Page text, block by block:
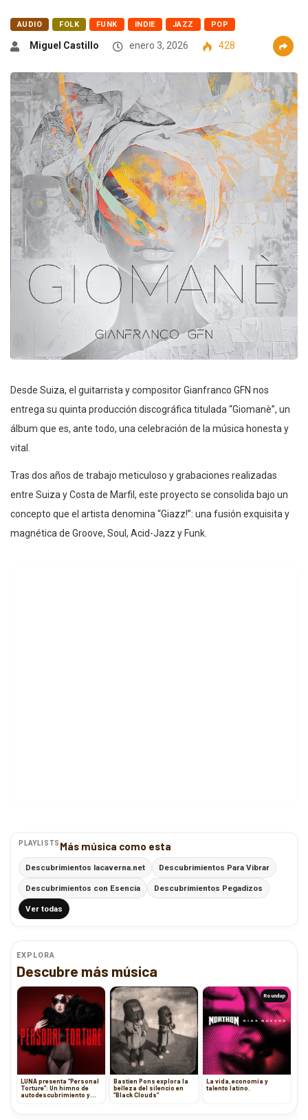
AUDIO FOLK FUNK INDIE JAZZ POP
Miguel Castillo enero 3, 2026 428
Desde Suiza, el guitarrista y compositor Gianfranco GFN nos
entrega su quinta producción discográfica titulada “Giomanè”, un
álbum que es, ante todo, una celebración de la música honesta y
vital.
Tras dos años de trabajo meticuloso y grabaciones realizadas
entre Suiza y Costa de Marfil, este proyecto se consolida bajo un
concepto que el artista denomina “Giazz!”: una fusión exquisita y
magnética de Groove, Soul, Acid-Jazz y Funk.
PLAYLISTS Más música como esta
Descubrimientos lacaverna.net Descubrimientos Para Vibrar
Descubrimientos con Esencia Descubrimientos Pegadizos
Ver todas
EXPLORA
Descubre más música
LUNA presenta “Personal
Torture”: Un himno de
autodescubrimiento y
Bastien Pons explora la
belleza del silencio en
“Black Clouds”
Roundup
La vida, economía y
talento latino.